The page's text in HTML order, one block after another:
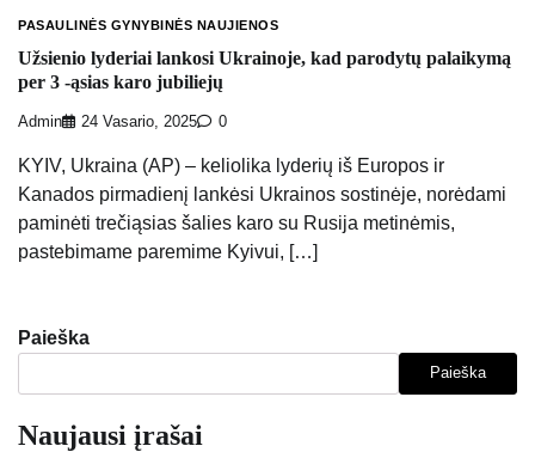
PASAULINĖS GYNYBINĖS NAUJIENOS
Užsienio lyderiai lankosi Ukrainoje, kad parodytų palaikymą
per 3 -ąsias karo jubiliejų
Admin 24 Vasario, 2025 0
KYIV, Ukraina (AP) – keliolika lyderių iš Europos ir
Kanados pirmadienį lankėsi Ukrainos sostinėje, norėdami
paminėti trečiąsias šalies karo su Rusija metinėmis,
pastebimame paremime Kyivui, […]
Paieška
Paieška
Naujausi įrašai